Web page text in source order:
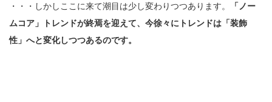
・・・しかしここに来て潮目は少し変わりつつあります。
「ノー
ムコア」トレンドが終焉を迎えて、今徐々にトレンドは「装飾
性」へと変化しつつあるのです。